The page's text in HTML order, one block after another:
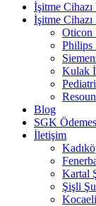
İşitme Cihazı
İşitme Cihazı
Oticon
Philips
Kulak
Blog
SGK
İletişim
Kartal
Şişli